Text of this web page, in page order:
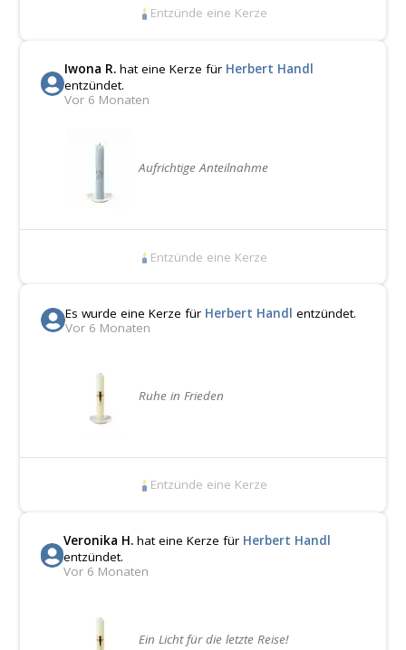
Entzünde eine Kerze
Iwona R.hat eine Kerze für Herbert Handl
entzündet.
Vor 6 Monaten
Aufrichtige Anteilnahme
Entzünde eine Kerze
Es wurde eine Kerze für Herbert Handl entzündet.
Vor 6 Monaten
Ruhe in Frieden
Entzünde eine Kerze
Veronika H.hat eine Kerze für Herbert Handl
entzündet.
Vor 6 Monaten
Ein Licht für die letzte Reise!